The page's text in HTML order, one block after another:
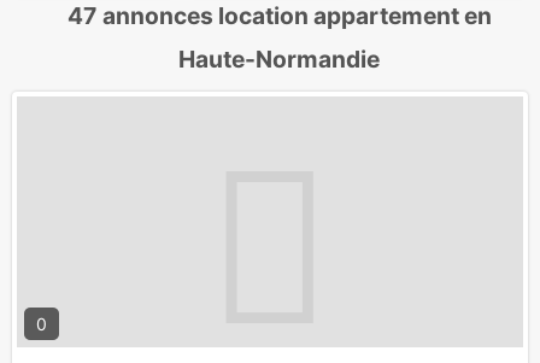
47 annonces location appartement en
Haute-Normandie
0